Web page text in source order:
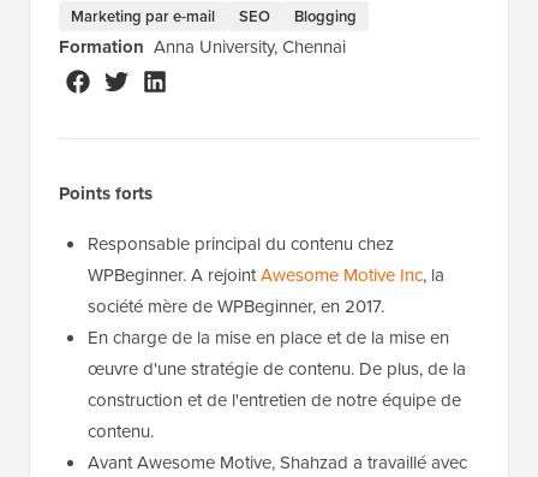
Marketing par e-mail
SEO Blogging
Formation Anna University, Chennai
Points forts
Responsable principal du contenu chez
WPBeginner. A rejointAwesome Motive Inc, la
société mère de WPBeginner, en 2017.
En charge de la mise en place et de la mise en
œuvre d'une stratégie de contenu. De plus, de la
construction et de l'entretien de notre équipe de
contenu.
Avant Awesome Motive, Shahzad a travaillé avec